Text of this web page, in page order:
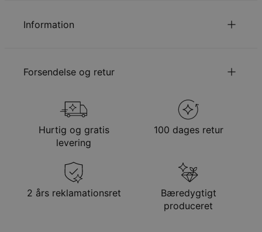
Information
Udmålinger
12.7mm
Forsendelse og retur
forsendelsesmetode
Metode Anslået leveringsdato
Gratis levering
man. 24. aug. - tir. 25.
Hastelevering
lør. 15. aug. - man. 17.
aug.
Hurtig og gratis
levering
100 dages retur
2 års reklamationsret
Bæredygtigt
produceret